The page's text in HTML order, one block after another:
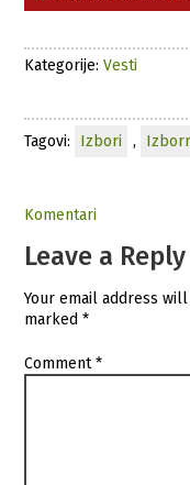
Kategorije:Vesti
Tagovi: Izbori ,
Komentari
Leave a Reply
Your email address
marked*
Comment*